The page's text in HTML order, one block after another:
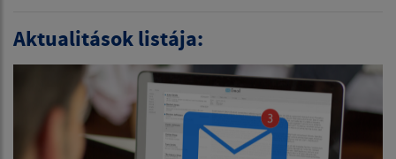
Aktualitások listája: